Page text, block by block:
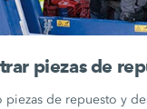
piezas de
piezas de repuesto y